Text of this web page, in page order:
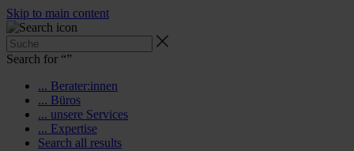
Skip to main content
Search for “”
... Berater:innen
... Büros
... unsere Services
... Expertise
Search all results